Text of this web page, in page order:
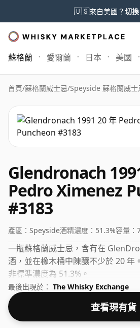
🇺🇸來自美國？切換
蘇格蘭 愛爾蘭 日本 美國
首頁/蘇格蘭威士忌/Speyside 蘇格蘭威士
Glendronach
Pedro Ximenez
#3183
產區： Speyside酒精濃度： 51.3%容量：
一瓶蘇格蘭威士忌，含有在
酒，並在橡木桶中陳釀不少於 20 年
非標準濃度為 51.3%。
最後出現於： The Whisky Exchange
查看現有貨